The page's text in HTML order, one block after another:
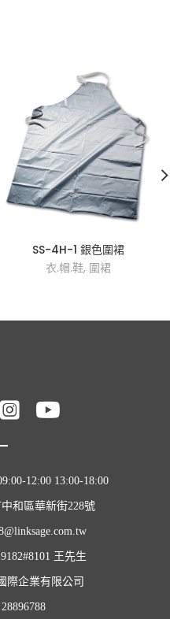
SS-4H-1 銀色圍裙
衣.帽.鞋, 圍裙
12:00 13:00-18:00
和區華新街228號
王先生
際企業有限公司
28896788